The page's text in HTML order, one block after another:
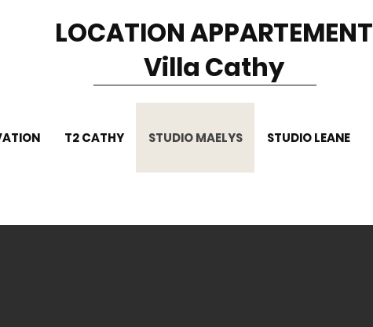
LOCATION APPARTEMENT
Villa Cathy
T2 CATHY STUDIO MAELYS STUDIO LEANE